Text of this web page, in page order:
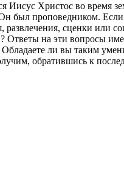
Иисус Христос во
проповедником. Если
сценки или
Ответы на эти
Обладаете ли вы таким
обратившись к